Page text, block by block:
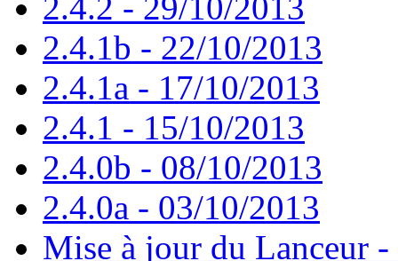
2.4.1b - 22/10/2013
2.4.1a - 17/10/2013
2.4.1 - 15/10/2013
2.4.0b - 08/10/2013
2.4.0a - 03/10/2013
Mise à jour du Lanceur